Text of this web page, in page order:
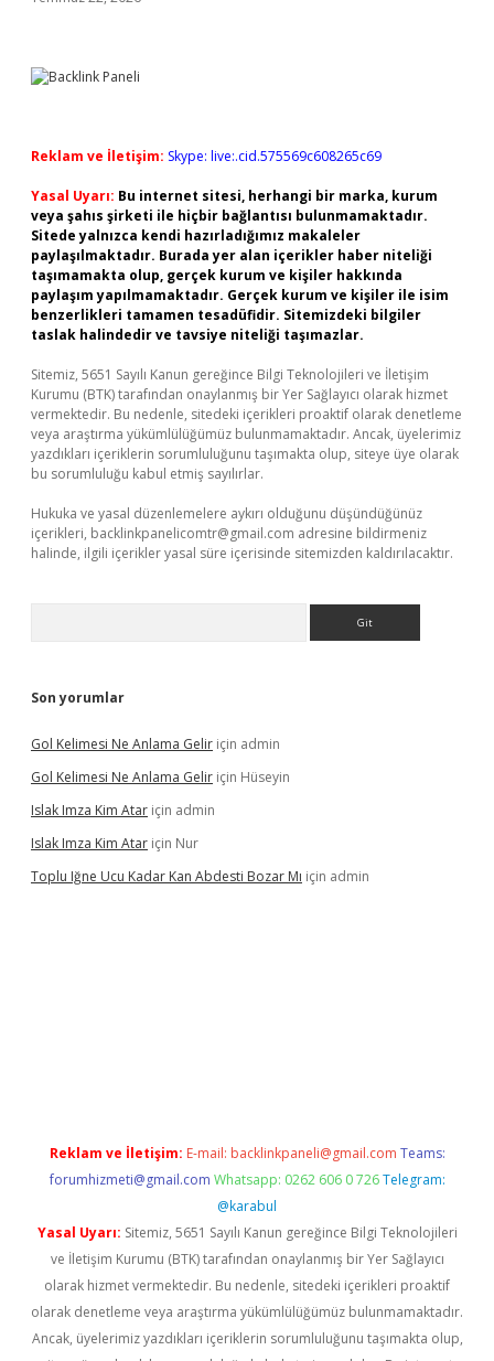
Reklam ve İletişim: Skype: live:.cid.575569c608265c69
Yasal Uyarı: Bu internet sitesi, herhangi bir marka, kurum
veya şahıs şirketi ile hiçbir bağlantısı bulunmamaktadır.
Sitede yalnızca kendi hazırladığımız makaleler
paylaşılmaktadır. Burada yer alan içerikler haber niteliği
taşımamakta olup, gerçek kurum ve kişiler hakkında
paylaşım yapılmamaktadır. Gerçek kurum ve kişiler ile isim
benzerlikleri tamamen tesadüfidir. Sitemizdeki bilgiler
taslak halindedir ve tavsiye niteliği taşımazlar.
Sitemiz, 5651 Sayılı Kanun gereğince Bilgi Teknolojileri ve İletişim
Kurumu (BTK) tarafından onaylanmış bir Yer Sağlayıcı olarak hizmet
vermektedir. Bu nedenle, sitedeki içerikleri proaktif olarak denetleme
veya araştırma yükümlülüğümüz bulunmamaktadır. Ancak, üyelerimiz
yazdıkları içeriklerin sorumluluğunu taşımakta olup, siteye üye olarak
bu sorumluluğu kabul etmiş sayılırlar.
Hukuka ve yasal düzenlemelere aykırı olduğunu düşündüğünüz
içerikleri, backlinkpanelicomtr@gmail.com adresine bildirmeniz
halinde, ilgili içerikler yasal süre içerisinde sitemizden kaldırılacaktır.
Son yorumlar
Gol Kelimesi Ne Anlama Gelir için admin
Gol Kelimesi Ne Anlama Gelir için Hüseyin
Islak Imza Kim Atar için admin
Islak Imza Kim Atar için Nur
Toplu Iğne Ucu Kadar Kan Abdesti Bozar Mı için admin
Reklam ve İletişim: E-mail: backlinkpaneli@gmail.com Teams:
forumhizmeti@gmail.com Whatsapp: 0262 606 0 726 Telegram:
@karabul
Yasal Uyarı: Sitemiz, 5651 Sayılı Kanun gereğince Bilgi Teknolojileri
ve İletişim Kurumu (BTK) tarafından onaylanmış bir Yer Sağlayıcı
olarak hizmet vermektedir. Bu nedenle, sitedeki içerikleri proaktif
olarak denetleme veya araştırma yükümlülüğümüz bulunmamaktadır.
Ancak, üyelerimiz yazdıkları içeriklerin sorumluluğunu taşımakta olup,